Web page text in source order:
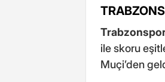
ile skoru
Muçi’den